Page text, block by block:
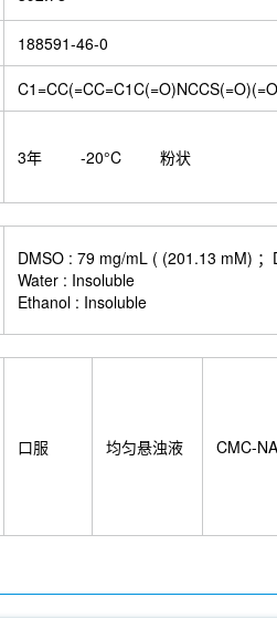
188591-46-0
3年 -20°C 粉状
DMSO : 79 mg/mL ( (201.13 mM)
Water : Insoluble
Ethanol : Insoluble
口服 均匀悬浊液 CMC-NA